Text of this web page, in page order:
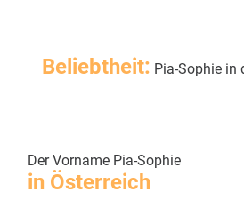
Beliebtheit: Pia-Sophie in
Der Vorname Pia-Sophie
in Österreich